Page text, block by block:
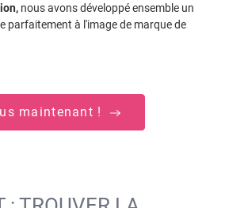
nous avons développé ensemble un
parfaitement à l'image de marque de
maintenant !